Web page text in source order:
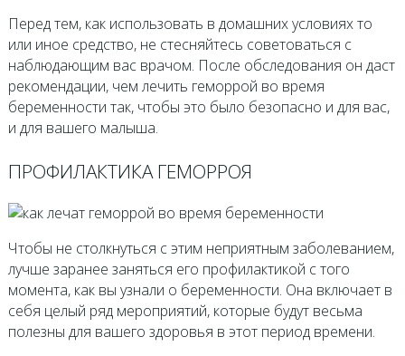
Перед тем, как использовать в домашних условиях то
или иное средство, не стесняйтесь советоваться с
наблюдающим вас врачом. После обследования он даст
рекомендации, чем лечить геморрой во время
беременности так, чтобы это было безопасно и для вас,
и для вашего малыша.
ПРОФИЛАКТИКА ГЕМОРРОЯ
Чтобы не столкнуться с этим неприятным заболеванием,
лучше заранее заняться его профилактикой с того
момента, как вы узнали о беременности. Она включает в
себя целый ряд мероприятий, которые будут весьма
полезны для вашего здоровья в этот период времени.